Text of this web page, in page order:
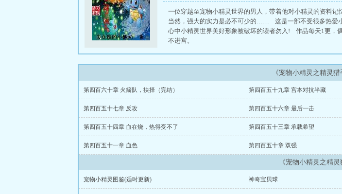
一位穿越至宠物小精灵世界的男人，带着他对小精灵的资料
当然，强大的实力是必不可少的…… 这是一部不受很多热爱
心中小精灵世界美好形象被破坏的读者勿入! 作品每天1更，
不进宫。
《宠物小精灵之精灵
第四百六十章 火箭队，抉择（完结） 第四百五十九章 宫本对抗半藏
第四百五十七章 反攻 第四百五十六章 最后一击
第四百五十四章 血在烧，热得受不了 第四百五十三章 承载希望
第四百五十一章 血色 第四百五十章 双强
《宠物小精灵之精
宠物小精灵图鉴(适时更新) 神奇宝贝球